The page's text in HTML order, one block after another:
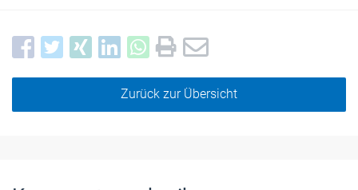
Zurück zur Übersicht